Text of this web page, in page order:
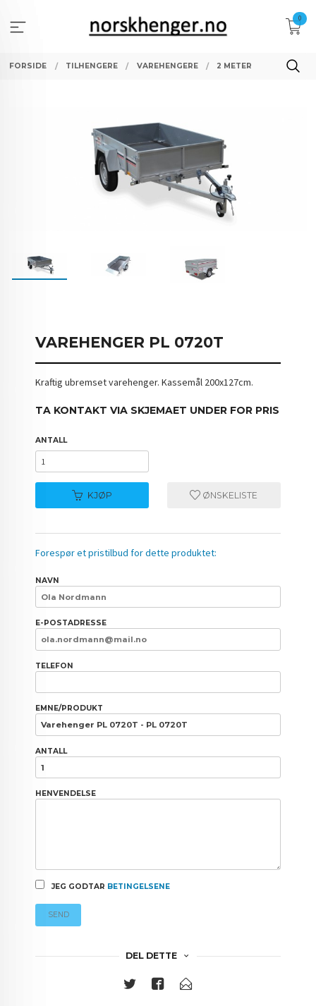
innholdet
0
FORSIDE TILHENGERE VAREHENGERE 2 METER
VAREHENGER PL 0720T
Kraftig ubremset varehenger. Kassemål 200x127cm.
TA KONTAKT VIA SKJEMAET UNDER FOR PRIS
ANTALL
KJØP ØNSKELISTE
Forespør et pristilbud for dette produktet:
NAVN
E-POSTADRESSE
TELEFON
EMNE/PRODUKT
ANTALL
HENVENDELSE
JEG GODTAR BETINGELSENE
SEND
DEL DETTE